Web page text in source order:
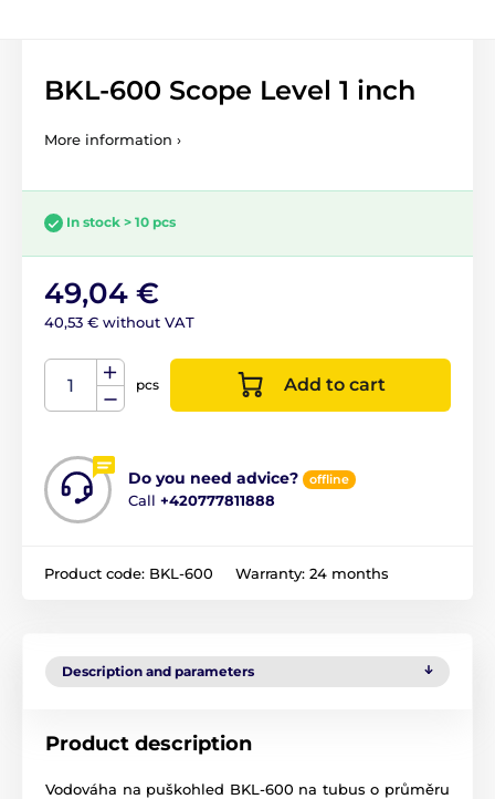
BKL-600 Scope Level 1 inch
More information ›
In stock > 10 pcs
49,04 €
40,53 € without VAT
pcs Add to cart
Do you need advice? offline
Call +420777811888
Product code: BKL-600 Warranty: 24 months
Description and parameters
Product description
Vodováha na puškohled BKL-600 na tubus o průměru